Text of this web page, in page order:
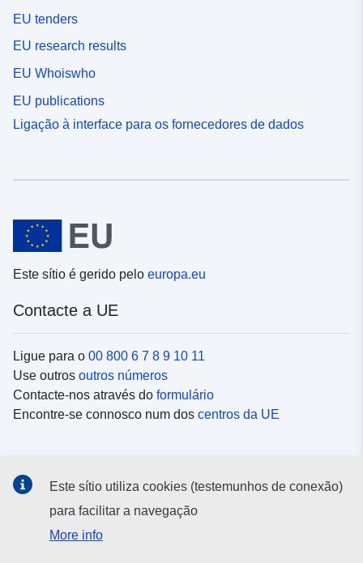
EU tenders
EU research results
EU Whoiswho
EU publications
Ligação à interface para os fornecedores de dados
Este sítio é gerido pelo europa.eu
Contacte a UE
Ligue para o 00 800 6 7 8 9 10 11
Use outros outros números
Contacte-nos através do formulário
Encontre-se connosco num dos centros da UE
Procure as contas da UE nasredes sociais
Este sítio utiliza cookies (testemunhos de conexão)
para facilitar a navegação
More info